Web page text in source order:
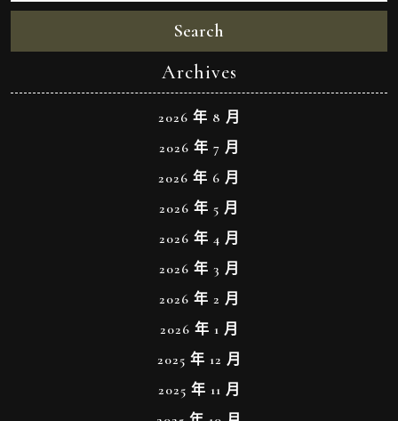
Search
Archives
2026 年 8 月
2026 年 7 月
2026 年 6 月
2026 年 5 月
2026 年 4 月
2026 年 3 月
2026 年 2 月
2026 年 1 月
2025 年 12 月
2025 年 11 月